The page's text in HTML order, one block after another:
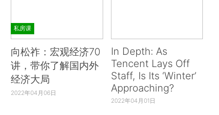
私房课
向松祚：宏观经济70
讲，带你了解国内外
经济大局
2022年04月06日
In Depth: As
Tencent Lays Off
Staff, Is Its ‘Winter’
Approaching?
2022年04月01日